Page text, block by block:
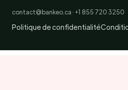
contact@bankeo.ca · +1 855 720 3250
Politique de confidentialité